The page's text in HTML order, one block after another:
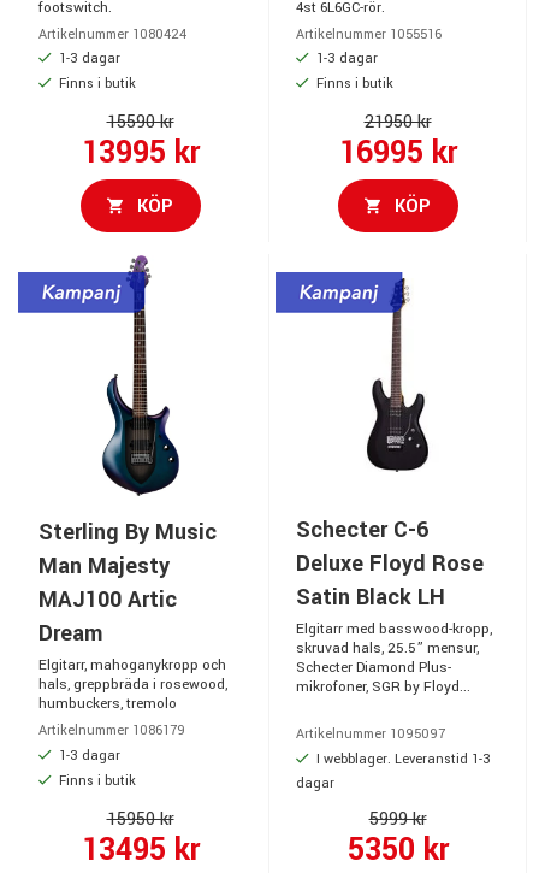
footswitch.
Artikelnummer 1080424
1-3 dagar
Finns i butik
15590 kr
13995 kr
KÖP
4st 6L6GC-rör.
Artikelnummer 1055516
1-3 dagar
Finns i butik
21950 kr
16995 kr
KÖP
Sterling By Music
Man Majesty
MAJ100 Artic
Dream
Elgitarr, mahoganykropp och
hals, greppbräda i rosewood,
humbuckers, tremolo
Artikelnummer 1086179
1-3 dagar
Finns i butik
15950 kr
13495 kr
Schecter C-6
Deluxe Floyd Rose
Satin Black LH
Elgitarr med basswood-kropp,
skruvad hals, 25.5” mensur,
Schecter Diamond Plus-
mikrofoner, SGR by Floyd...
Artikelnummer 1095097
I webblager. Leveranstid 1-3
dagar
5999 kr
5350 kr